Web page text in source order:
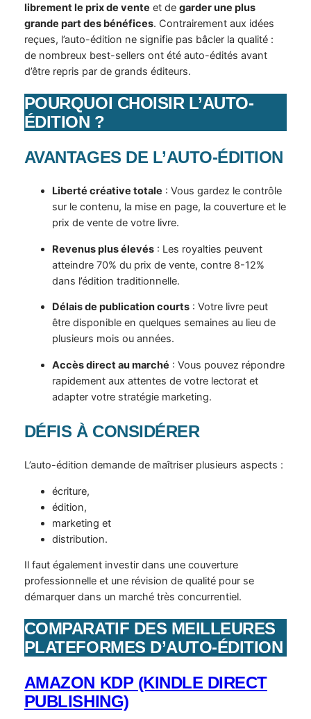
librement le prix de vente et de garder une plus
grande part des bénéfices. Contrairement aux idées
reçues, l’auto-édition ne signifie pas bâcler la qualité :
de nombreux best-sellers ont été auto-édités avant
d’être repris par de grands éditeurs.
POURQUOI CHOISIR L’AUTO-
ÉDITION ?
AVANTAGES DE L’AUTO-ÉDITION
Liberté créative totale : Vous gardez le contrôle
sur le contenu, la mise en page, la couverture et le
prix de vente de votre livre.
Revenus plus élevés: Les royalties peuvent
atteindre 70% du prix de vente, contre 8-12%
dans l’édition traditionnelle.
Délais de publication courts: Votre livre peut
être disponible en quelques semaines au lieu de
plusieurs mois ou années.
Accès direct au marché : Vous pouvez répondre
rapidement aux attentes de votre lectorat et
adapter votre stratégie marketing.
DÉFIS À CONSIDÉRER
L’auto-édition demande de maîtriser plusieurs aspects :
écriture,
édition,
marketing et
distribution.
Il faut également investir dans une couverture
professionnelle et une révision de qualité pour se
démarquer dans un marché très concurrentiel.
COMPARATIF DES MEILLEURES
PLATEFORMES D’AUTO-ÉDITION
AMAZON KDP (KINDLE DIRECT
PUBLISHING)